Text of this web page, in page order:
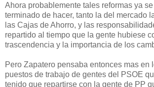
Ahora probablemente tales reformas ya
terminado de hacer, tanto la del mercado
las Cajas de Ahorro, y las
repartido al tiempo que la gente hubiese
trascendencia y la importancia de los
Pero Zapatero pensaba entonces mas en
puestos de trabajo de gentes del PSOE
tenido que repartirse con la gente de PP